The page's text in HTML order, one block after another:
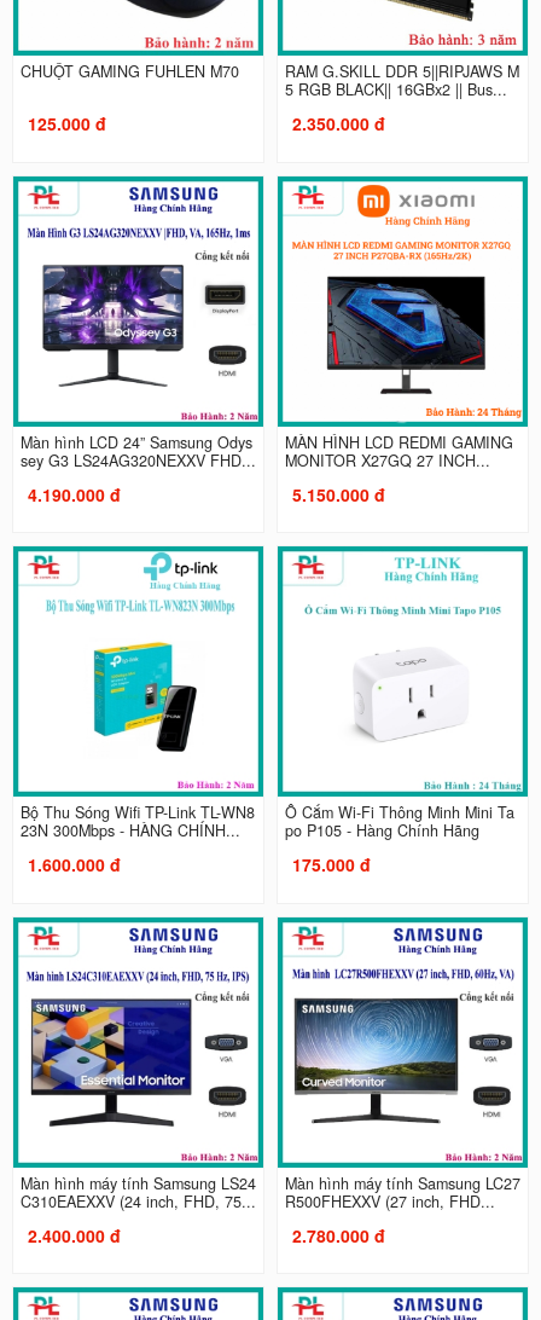
CHUỘT GAMING FUHLEN M70
125.000 đ
RAM G.SKILL DDR 5||RIPJAWS M
5 RGB BLACK|| 16GBx2 || Bus...
2.350.000 đ
Màn hình LCD 24” Samsung Odys
sey G3 LS24AG320NEXXV FHD...
4.190.000 đ
MÀN HÌNH LCD REDMI GAMING
MONITOR X27GQ 27 INCH...
5.150.000 đ
Bộ Thu Sóng Wifi TP-Link TL-WN8
23N 300Mbps - HÀNG CHÍNH...
1.600.000 đ
Ổ Cắm Wi-Fi Thông Minh Mini Ta
po P105 - Hàng Chính Hãng
175.000 đ
Màn hình máy tính Samsung LS24
C310EAEXXV (24 inch, FHD, 75...
2.400.000 đ
Màn hình máy tính Samsung LC27
R500FHEXXV (27 inch, FHD...
2.780.000 đ